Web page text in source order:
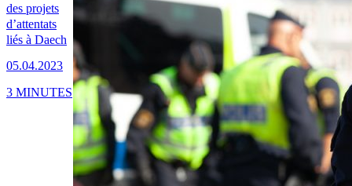
des projets
d’attentats
liés à Daech
05.04.2023
3 MINUTES